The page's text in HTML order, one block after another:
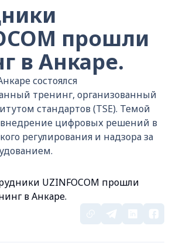
прошли
в Анкаре.
состоялся
тренинг, организованный
стандартов (TSE). Темой
внедрение цифровых решений в
регулирования и надзора за
UZINFOCOM прошли
в Анкаре.